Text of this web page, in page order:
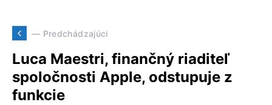
— Predchádzajúci
Luca Maestri, finančný riaditeľ
spoločnosti Apple, odstupuje z
funkcie